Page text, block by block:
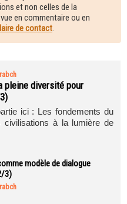
et non celles de la
en commentaire ou en
de contact.
pleine diversité pour
ici : Les fondements du
civilisations à la lumière de
modèle de dialogue
3)